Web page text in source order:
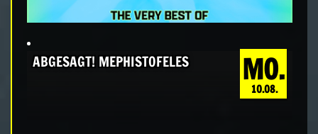
MO.
10.08.
ABGESAGT! MEPHISTOFELES